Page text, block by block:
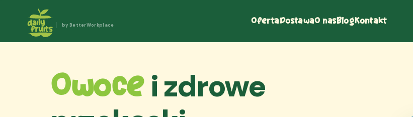
by BetterWorkplace OfertaDostawaO nasBlogKontakt
Owoce i zdrowe